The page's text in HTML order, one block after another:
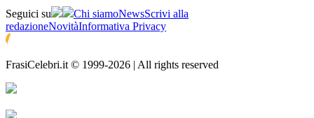
Seguici su Chi siamoNewsScrivi alla
redazioneNovitàInformativa Privacy
FrasiCelebri.it © 1999-2026 | All rights reserved